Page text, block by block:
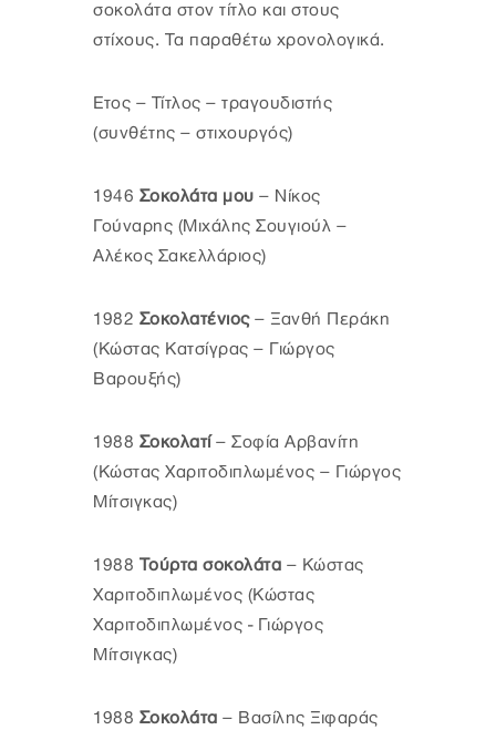
σοκολάτα στον τίτλο και στους
στίχους. Τα παραθέτω χρονολογικά.
Ετος – Τίτλος – τραγουδιστής
(συνθέτης – στιχουργός)
1946 Σοκολάτα μου – Νίκος
Γούναρης (Μιχάλης Σουγιούλ –
Αλέκος Σακελλάριος)
1982 Σοκολατένιος– Ξανθή Περάκη
(Κώστας Κατσίγρας – Γιώργος
Βαρουξής)
1988 Σοκολατί – Σοφία Αρβανίτη
(Κώστας Χαριτοδιπλωμένος – Γιώργος
Μίτσιγκας)
1988 Τούρτα σοκολάτα – Κώστας
Χαριτοδιπλωμένος (Κώστας
Χαριτοδιπλωμένος - Γιώργος
Μίτσιγκας)
1988 Σοκολάτα – Βασίλης Ξιφαράς